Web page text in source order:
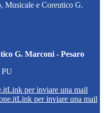
Musicale e Coreutico G.
G. Marconi - Pesaro
PU
Link per inviare una mail
Link per inviare una mail